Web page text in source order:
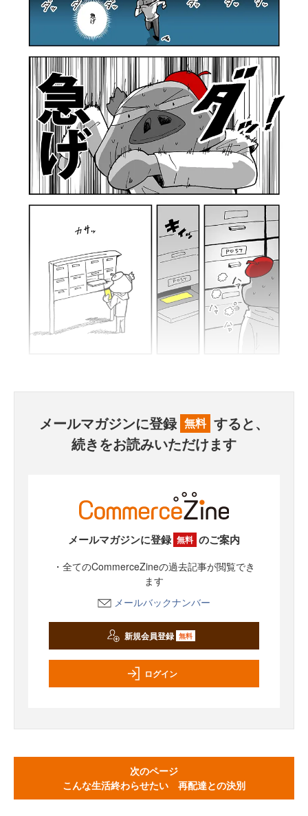
メールマガジンに登録 無料 すると、
続きをお読みいただけます
メールマガジンに登録 無料 のご案内
・全てのCommerceZineの過去記事が閲覧でき
ます
メールバックナンバー
新規会員登録 無料
ログイン
次のページ
こんな生活終わらせたい 再配達との決別